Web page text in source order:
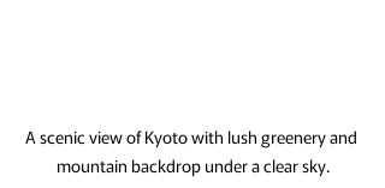
A scenic view of Kyoto with lush greenery and
mountain backdrop under a clear sky.